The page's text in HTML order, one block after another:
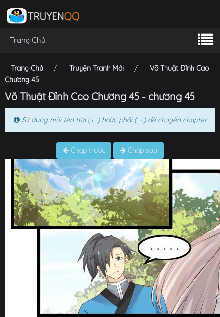
Trang Chủ
Trang Chủ Truyện Tranh Mới
Võ Thuật Đỉnh Cao
Chương 45
Võ Thuật Đỉnh Cao Chương 45 - chương 45
Sử dụng mũi tên trái (←) hoặc phải (→) để chuyển chapter
Chap trước Chap sau